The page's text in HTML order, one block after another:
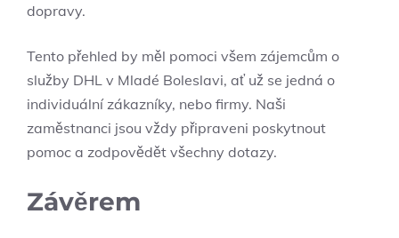
dopravy.
Tento přehled by měl pomoci všem zájemcům o
služby DHL v Mladé Boleslavi, ať už se jedná o
individuální zákazníky, nebo firmy. Naši
zaměstnanci jsou vždy připraveni poskytnout
pomoc a zodpovědět všechny dotazy.
Závěrem